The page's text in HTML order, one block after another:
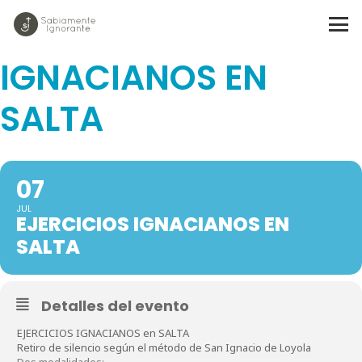
EJERCICIOS
IGNACIANOS EN
SALTA
07
JUL
EJERCICIOS IGNACIANOS EN
SALTA
Detalles del evento
EJERCICIOS IGNACIANOS en SALTA
Retiro de silencio según el método de San Ignacio de Loyola